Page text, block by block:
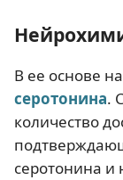
В ее основе
серотонина.
количество
серотонина